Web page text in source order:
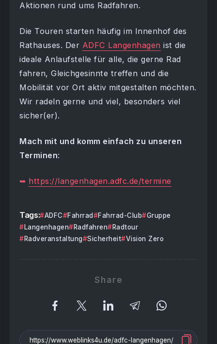
Aktionen rund ums Radfahren.
Die Touren starten häufig im Innenhof des
Rathauses. Der ADFC Langenhagen ist die
ideale Anlaufstelle für alle, die gerne Rad
fahren, Gleichgesinnte treffen und die
Mobilität vor Ort aktiv mitgestalten möchten.
Wir radeln gerne und viel, besonders viel
sicher(er).
Mach mit und komm einfach zu unseren
Terminen:
➥ https://langenhagen.adfc.de/termine
Tags: ADFC Fahrrad Fahrrad-Club
Gruppe
Langenhagen
Radfahren
Radtour
Radveranstaltung
Sicherheit Vision Zero
Share